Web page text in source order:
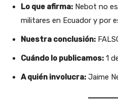
Lo que afirma: Nebot no
militares en Ecuador y por
Nuestra conclusión:
Cuándo lo publicamos: 1
A quién involucra: Jaime